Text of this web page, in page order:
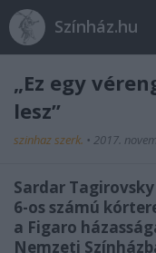
Színház.hu
„Ez egy
lesz”
szinhaz szerk. • 2017.
Sardar
6-os számú
a Figaro
Nemzeti